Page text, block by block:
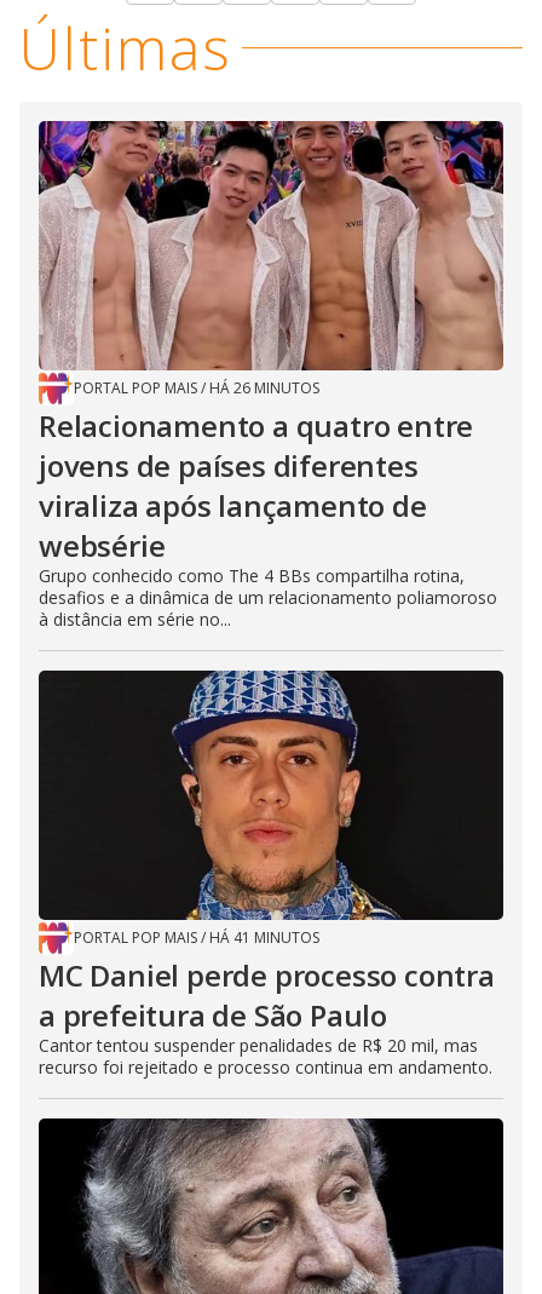
Últimas
PORTAL POP MAIS/ HÁ 26 MINUTOS
Relacionamento a quatro entre
jovens de países diferentes
viraliza após lançamento de
websérie
Grupo conhecido como The 4 BBs compartilha rotina,
desafios e a dinâmica de um relacionamento poliamoroso
à distância em série no...
PORTAL POP MAIS/ HÁ 41 MINUTOS
MC Daniel perde processo contra
a prefeitura de São Paulo
Cantor tentou suspender penalidades de R$ 20 mil, mas
recurso foi rejeitado e processo continua em andamento.